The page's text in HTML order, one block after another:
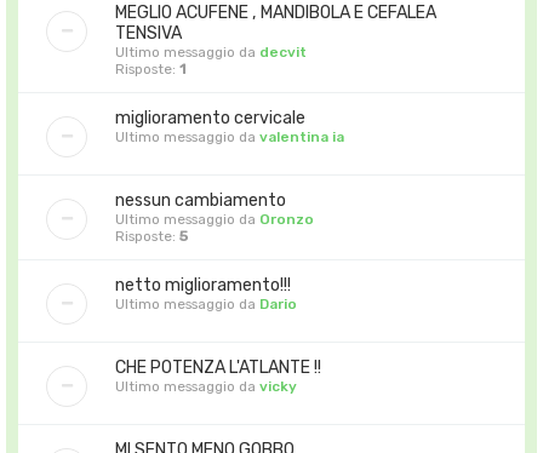
MEGLIO ACUFENE , MANDIBOLA E CEFALEA
TENSIVA
Ultimo messaggio da decvit
Risposte: 1
miglioramento cervicale
Ultimo messaggio da valentina ia
nessun cambiamento
Ultimo messaggio da Oronzo
Risposte: 5
netto miglioramento!!!
Ultimo messaggio da Dario
CHE POTENZA L'ATLANTE !!
Ultimo messaggio da vicky